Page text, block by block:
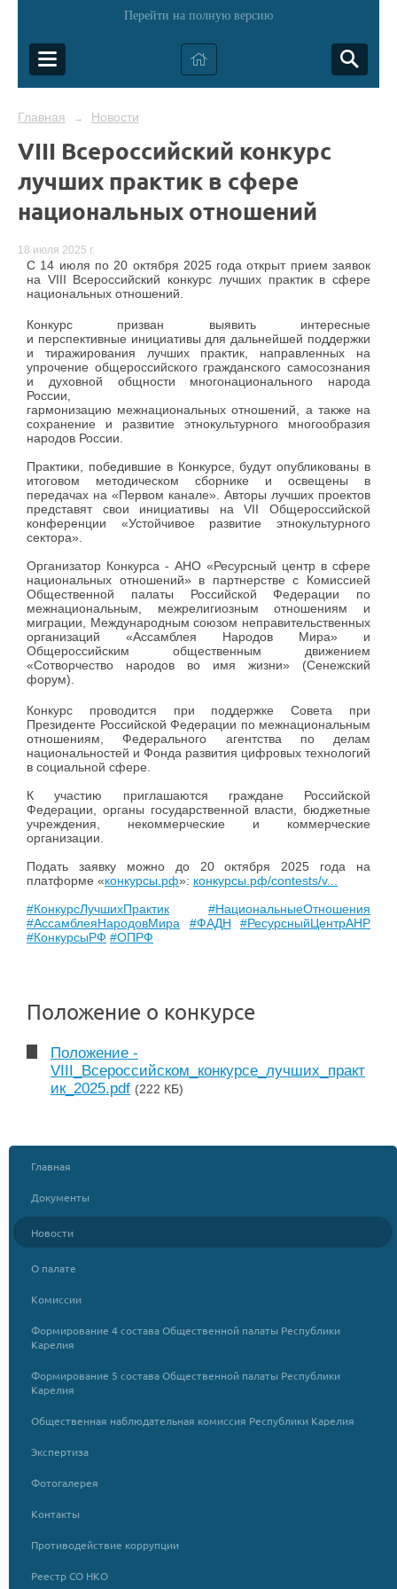
Перейти на полную версию
Главная → Новости
VIII Всероссийский конкурс
лучших практик в сфере
национальных отношений
18 июля 2025 г.
С 14 июля по 20 октября 2025 года открыт прием заявок
на VIII Всероссийский конкурс лучших практик в сфере
национальных отношений.
Конкурс призван выявить интересные
и перспективные инициативы для дальнейшей поддержки
и тиражирования лучших практик, направленных на
упрочение общероссийского гражданского самосознания
и духовной общности многонационального народа
России,
гармонизацию межнациональных отношений, а также на
сохранение и развитие этнокультурного многообразия
народов России.
Практики, победившие в Конкурсе, будут опубликованы в
итоговом методическом сборнике и освещены в
передачах на «Первом канале». Авторы лучших проектов
представят свои инициативы на VII Общероссийской
конференции «Устойчивое развитие этнокультурного
сектора».
Организатор Конкурса - АНО «Ресурсный центр в сфере
национальных отношений» в партнерстве с Комиссией
Общественной палаты Российской Федерации по
межнациональным, межрелигиозным отношениям и
миграции, Международным союзом неправительственных
организаций «Ассамблея Народов Мира» и
Общероссийским общественным движением
«Сотворчество народов во имя жизни» (Сенежский
форум).
Конкурс проводится при поддержке Совета при
Президенте Российской Федерации по межнациональным
отношениям, Федерального агентства по делам
национальностей и Фонда развития цифровых технологий
в социальной сфере.
К участию приглашаются граждане Российской
Федерации, органы государственной власти, бюджетные
учреждения, некоммерческие и коммерческие
организации.
Подать заявку можно до 20 октября 2025 года на
платформе «конкурсы.рф»: конкурсы.рф/contests/v...
#КонкурсЛучшихПрактик
#НациональныеОтношения
#АссамблеяНародовМира
#ФАДН
#РесурсныйЦентрАНР
#КонкурсыРФ #ОПРФ
Положение о конкурсе
Положение -
VIII_Всероссийском_конкурсе_лучших_практ
ик_2025.pdf (222 КБ)
Главная
Документы
Новости
О палате
Комиссии
Формирование 4 состава Общественной палаты Республики
Карелия
Формирование 5 состава Общественной палаты Республики
Карелия
Общественная наблюдательная комиссия Республики Карелия
Экспертиза
Фотогалерея
Контакты
Противодействие коррупции
Реестр СО НКО